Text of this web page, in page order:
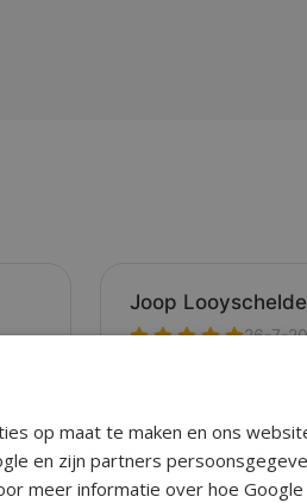
op maat te maken en ons
en zijn partners
meer informatie over hoe